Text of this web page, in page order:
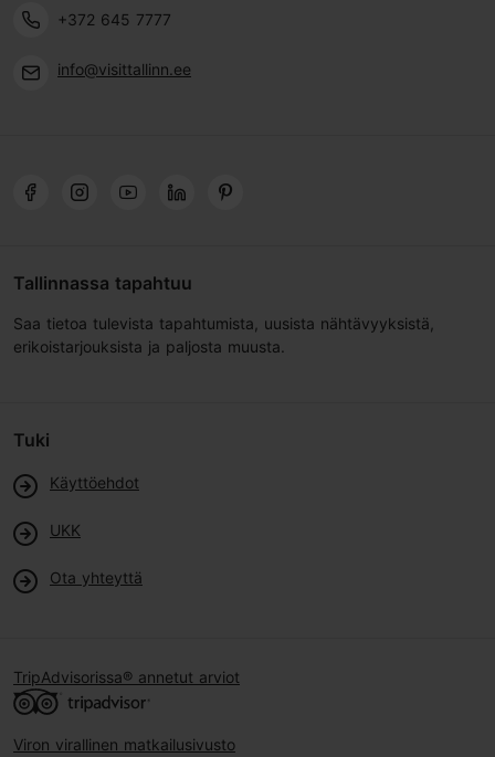
+372 645 7777
info@visittallinn.ee
Tallinnassa tapahtuu
Saa tietoa tulevista tapahtumista, uusista nähtävyyksistä,
erikoistarjouksista ja paljosta muusta.
Tuki
Käyttöehdot
UKK
Ota yhteyttä
TripAdvisorissa® annetut arviot
Viron virallinen matkailusivusto